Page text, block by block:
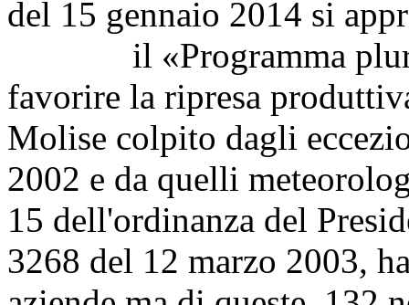
del 15 gennaio 2014 si
il «Programma
favorire la ripresa
Molise colpito dagli
2002 e da quelli
15 dell'ordinanza del
3268 del 12 marzo 2003,